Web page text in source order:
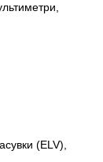
(ELV),